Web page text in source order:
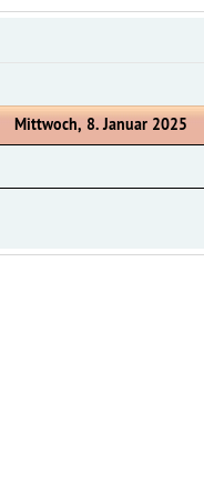
Mittwoch, 8. Januar 2025